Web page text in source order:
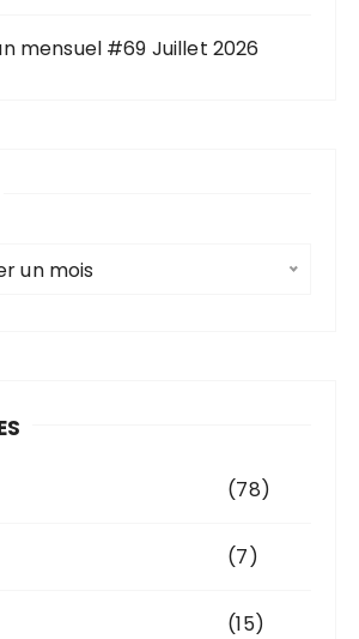
mensuel #69 Juillet 2026
un mois
(78)
(7)
(15)